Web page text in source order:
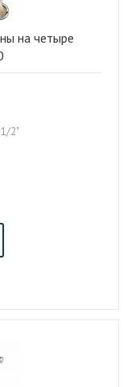
на четыре
2"